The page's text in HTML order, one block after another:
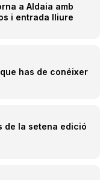
a Aldaia amb
i entrada lliure
has de conéixer
de la setena edició